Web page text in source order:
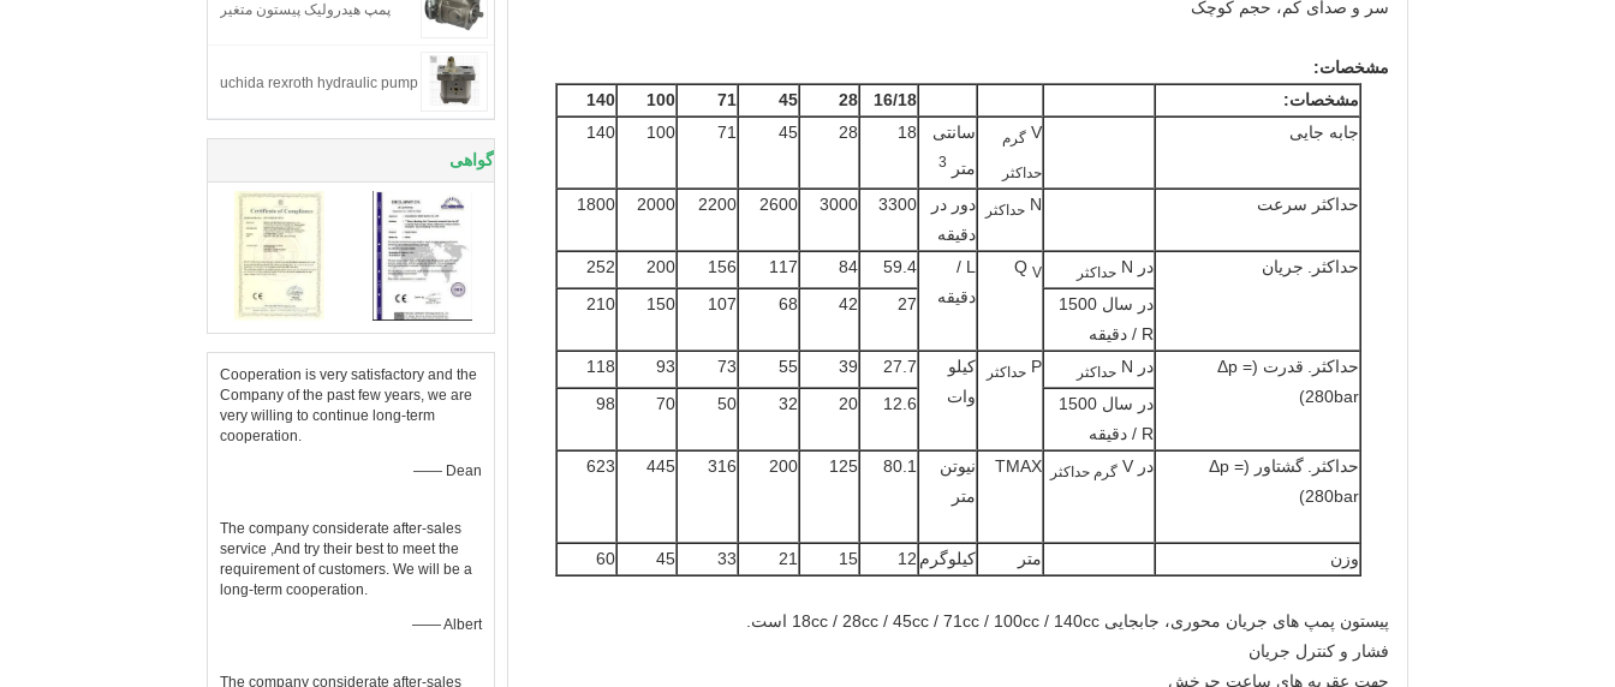
پمپ هیدرولیک پیستون متغیر
uchida rexroth hydraulic pump
گواهی
Cooperation is very satisfactory and the
Company of the past few years, we are
very willing to continue long-term
cooperation.
—— Dean
The company considerate after-sales
service ,And try their best to meet the
requirement of customers. We will be a
long-term cooperation.
—— Albert
The company considerate after-sales
سر و صدای کم، حجم کوچک
مشخصات:
مشخصات:
16/18
28
45
71
100
140
جابه جایی
V گرم
حداکثر
سانتی
متر
3
18
28
45
71
100
140
حداکثر سرعت N حداکثر
دور در
دقیقه
3300
3000
2600
2200
2000
1800
حداکثر. جریان در N حداکثر Q V
L /
دقیقه
59.4
84
117
156
200
252
در سال 1500
R / دقیقه
27
42
68
107
150
210
حداکثر.
قدرت (Δp =
280bar)
در N حداکثر P حداکثر
کیلو
وات
27.7
39
55
73
93
118
در سال 1500
R / دقیقه
12.6
20
32
50
70
98
حداکثر.
گشتاور (Δp =
280bar)
در V گرم حداکثر TMAX
نیوتن
متر
80.1
125
200
316
445
623
وزن متر کیلوگرم 12
15
21
33
45
60
پیستون پمپ های جریان محوری، جابجایی 18cc / 28cc / 45cc / 71cc / 100cc / 140cc است.
فشار و کنترل جریان
جهت عقربه های ساعت چرخش